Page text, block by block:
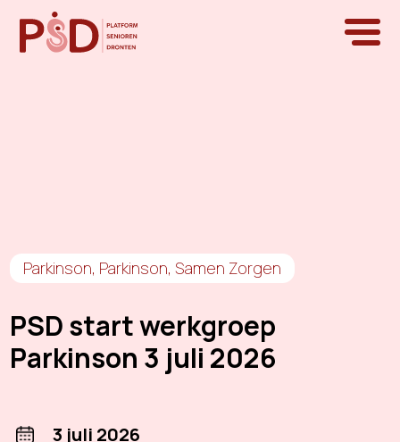
Parkinson, Parkinson,Samen Zorgen
PSD start werkgroep
Parkinson 3 juli 2026
3 juli 2026